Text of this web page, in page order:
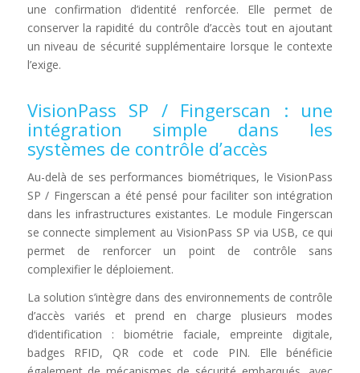
une confirmation d’identité renforcée. Elle permet de
conserver la rapidité du contrôle d’accès tout en ajoutant
un niveau de sécurité supplémentaire lorsque le contexte
l’exige.
VisionPass SP / Fingerscan : une
intégration simple dans les
systèmes de contrôle d’accès
Au-delà de ses performances biométriques, le VisionPass
SP / Fingerscan a été pensé pour faciliter son intégration
dans les infrastructures existantes. Le module Fingerscan
se connecte simplement au VisionPass SP via USB, ce qui
permet de renforcer un point de contrôle sans
complexifier le déploiement.
La solution s’intègre dans des environnements de contrôle
d’accès variés et prend en charge plusieurs modes
d’identification : biométrie faciale, empreinte digitale,
badges RFID, QR code et code PIN. Elle bénéficie